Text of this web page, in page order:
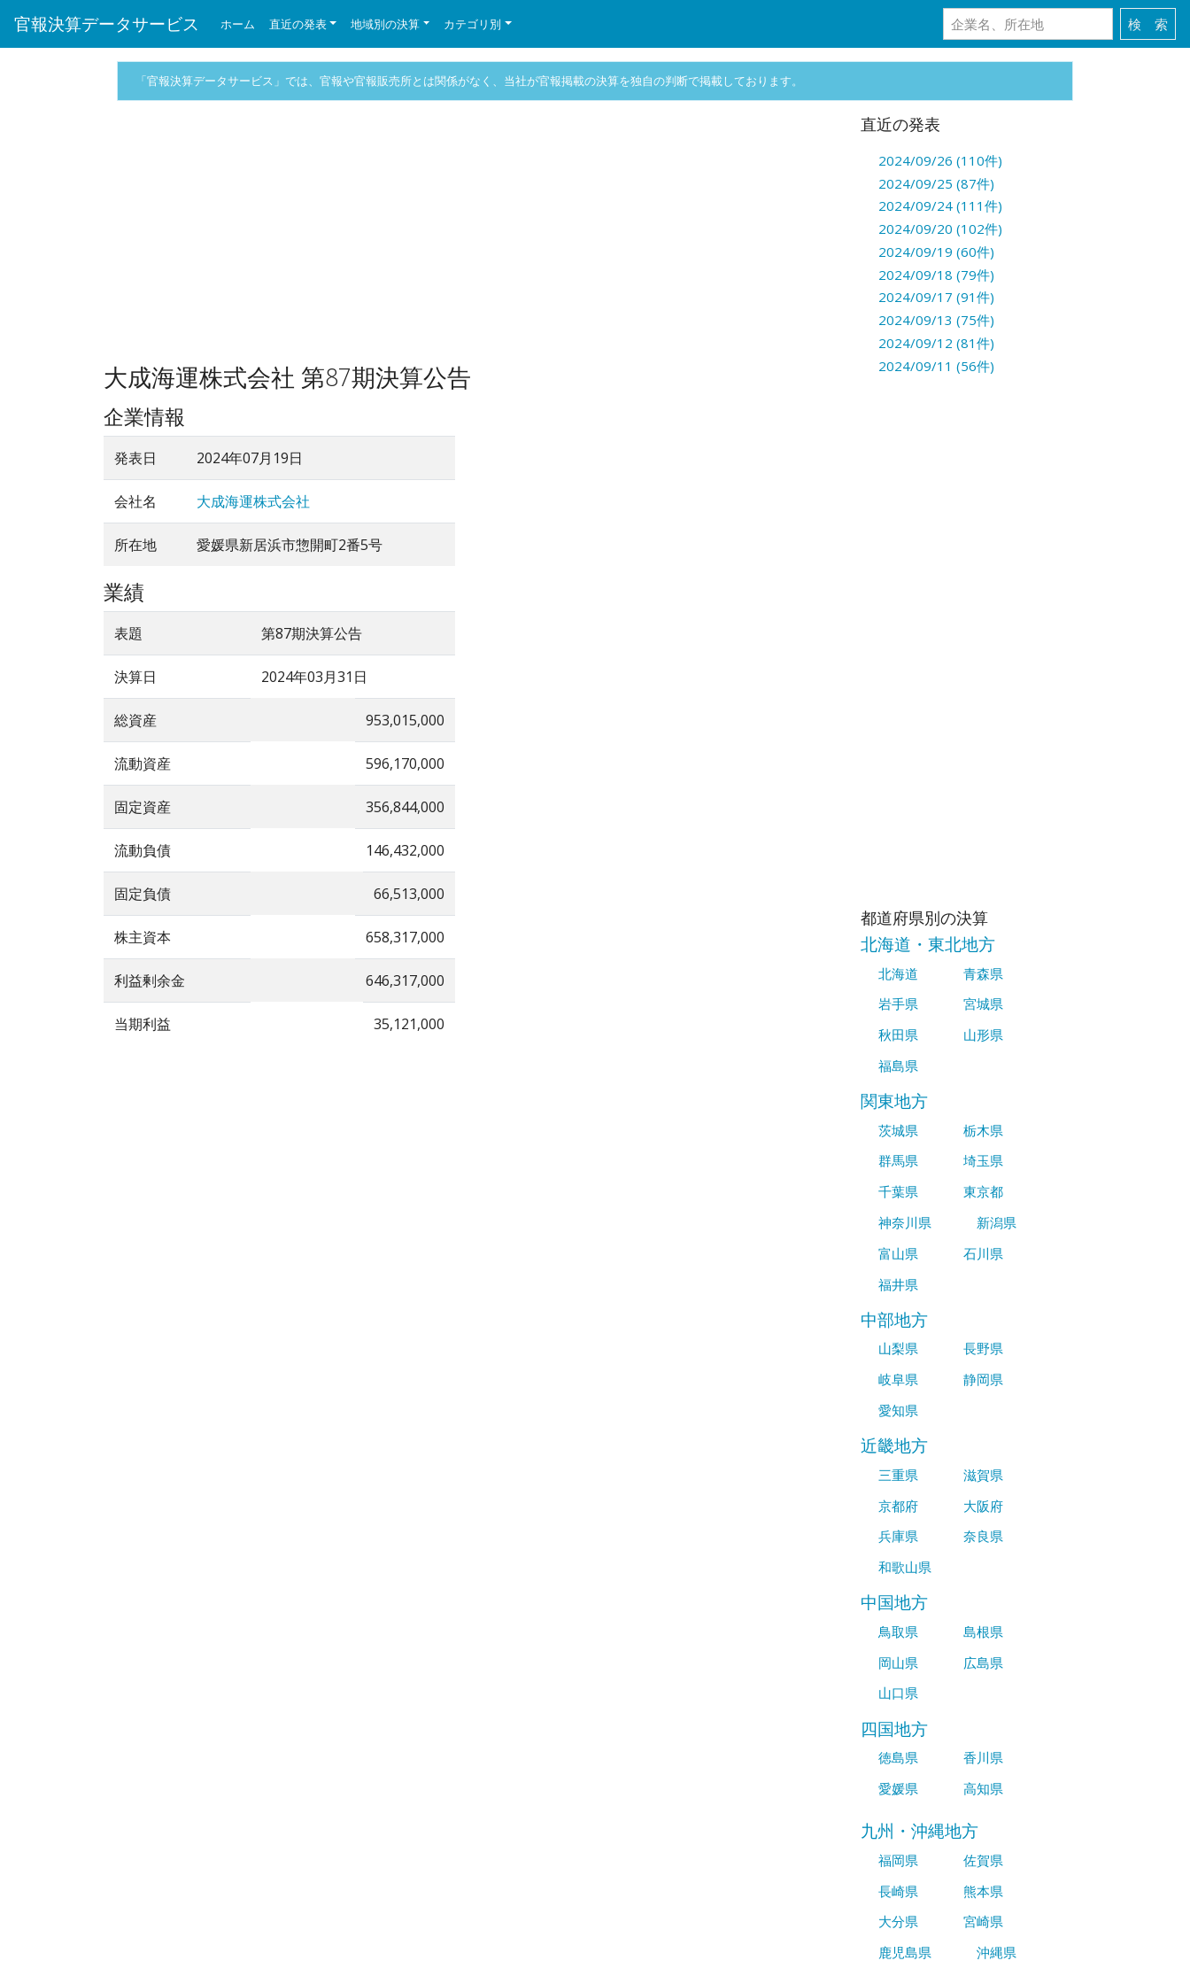
官報決算データサービス ホーム 直近の発表 地域別の決算 カテゴリ別
「官報決算データサービス」では、官報や官報販売所とは関係がなく、当社が官報掲載の決算を独自の判断で掲載しております。
大成海運株式会社 第87期決算公告
企業情報
発表日 2024年07月19日
会社名 大成海運株式会社
所在地 愛媛県新居浜市惣開町2番5号
業績
表題 第87期決算公告
決算日 2024年03月31日
総資産 953,015,000
流動資産 596,170,000
固定資産 356,844,000
流動負債 146,432,000
固定負債 66,513,000
株主資本 658,317,000
利益剰余金 646,317,000
当期利益 35,121,000
直近の発表
2024/09/26 (110件)
2024/09/25 (87件)
2024/09/24 (111件)
2024/09/20 (102件)
2024/09/19 (60件)
2024/09/18 (79件)
2024/09/17 (91件)
2024/09/13 (75件)
2024/09/12 (81件)
2024/09/11 (56件)
都道府県別の決算
北海道・東北地方
北海道
青森県
岩手県
宮城県
秋田県
山形県
福島県
関東地方
茨城県
栃木県
群馬県
埼玉県
千葉県
東京都
神奈川県
新潟県
富山県
石川県
福井県
中部地方
山梨県
長野県
岐阜県
静岡県
愛知県
近畿地方
三重県
滋賀県
京都府
大阪府
兵庫県
奈良県
和歌山県
中国地方
鳥取県
島根県
岡山県
広島県
山口県
四国地方
徳島県
香川県
愛媛県
高知県
九州・沖縄地方
福岡県
佐賀県
長崎県
熊本県
大分県
宮崎県
鹿児島県
沖縄県